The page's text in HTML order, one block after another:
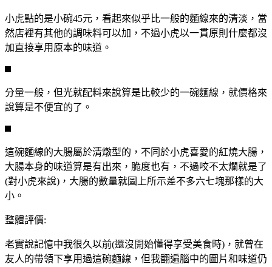
小虎點的是小碗45元，看起來似乎比一般的麵線來的清淡，當
然店裡有其他的調味料可以加，不過小虎以一貫原則什麼都沒
加直接享用原本的味道。
分量一般，但光就配料來說算是比較少的一碗麵線，就價格來
說算是不便宜的了。
這碗麵線的大腸屬於清燉型的，不同於小虎喜愛的紅燒大腸，
大腸本身的味道算是有出來，脆度也有，不過咬不太爛就是了
(對小虎來說)，大腸的數量就圖上所示差不多六七塊那樣的大
小。
整體評價:
老實說記憶中我很久以前(還沒開始懂得享受美食時)，就曾在
友人的帶領下享用過這碗麵線，但我翻遍腦中的圖片和味道仍